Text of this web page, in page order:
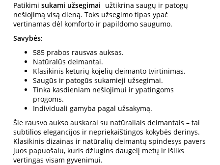
Patikimisukami užsegimai užtikrina saugų ir patogų
nešiojimą visą dieną. Toks užsegimo tipas ypač
vertinamas dėl komforto ir papildomo saugumo.
Savybės:
585 prabos rausvas auksas.
Natūralūs deimantai.
Klasikinis keturių kojelių deimanto tvirtinimas.
Saugūs ir patogūs sukamieji užsegimai.
Tinka kasdieniam nešiojimui ir ypatingoms
progoms.
Individuali gamyba pagal užsakymą.
Šie rausvo aukso auskarai su natūraliais deimantais – tai
subtilios elegancijos ir nepriekaištingos kokybės derinys.
Klasikinis dizainas ir natūralių deimantų spindesys pavers
juos papuošalu, kuris džiugins daugelį metų ir išliks
vertingas visam gyvenimui.